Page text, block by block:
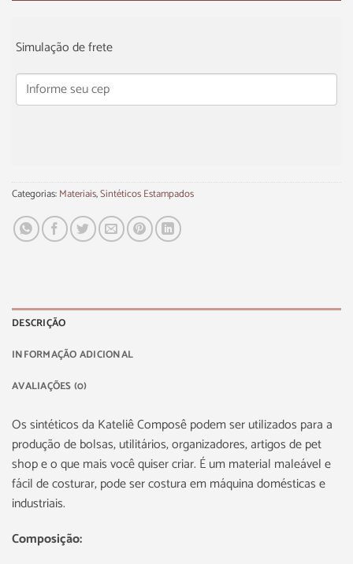
Simulação de frete
Categorias:Materiais,Sintéticos Estampados
DESCRIÇÃO
INFORMAÇÃO ADICIONAL
AVALIAÇÕES (0)
Os sintéticos da Kateliê Composê podem ser utilizados para a
produção de bolsas, utilitários, organizadores, artigos de pet
shop e o que mais você quiser criar. É um material maleável e
fácil de costurar, pode ser costura em máquina domésticas e
industriais.
Composição: